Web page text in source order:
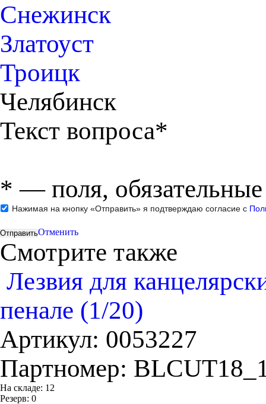
Снежинск
Златоуст
Троицк
Челябинск
Текст вопроса*
* — поля,
Нажимая на кнопку «Отправить» я подтверждаю согласие с
Отменить
Смотрите также
Лезвия для
пенале (1/20)
Артикул: 0053227
Партномер:
На складе: 12
Резерв: 0